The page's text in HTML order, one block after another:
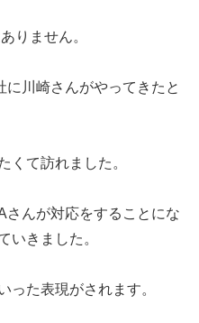
りません。
川崎さんがやってきたと
くて訪れました。
さんが対応をすることにな
いきました。
った表現がされます。